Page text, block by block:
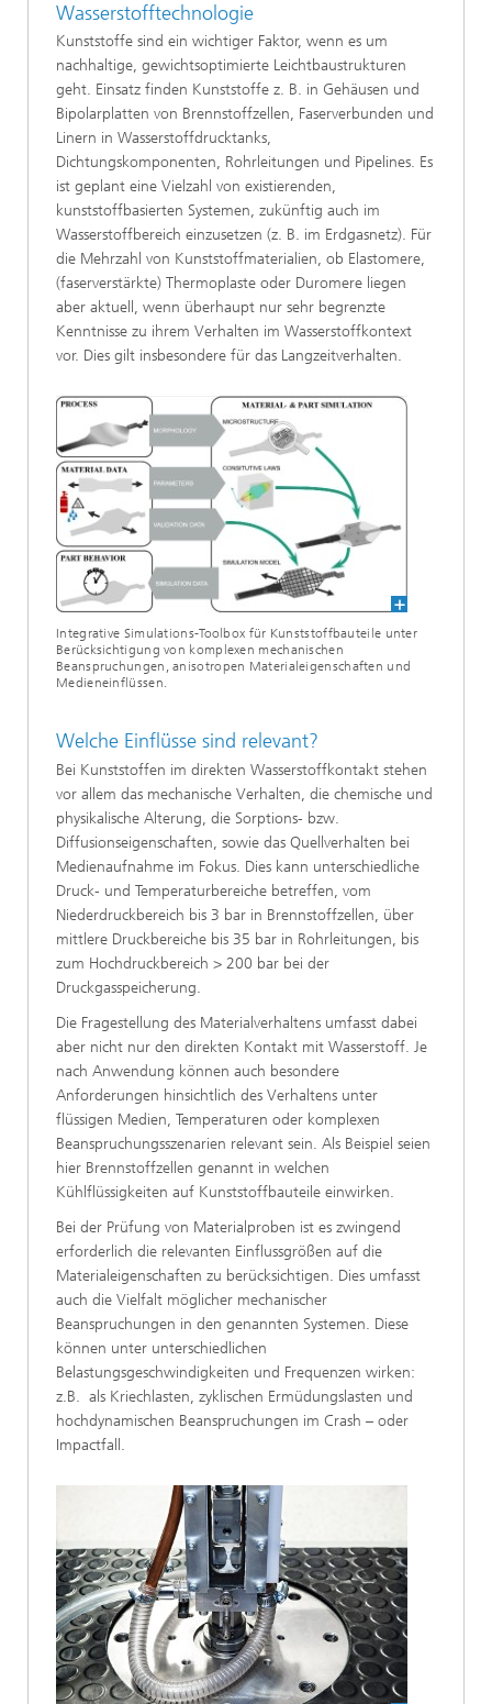
Wasserstofftechnologie
Kunststoffe sind ein wichtiger Faktor, wenn es um
nachhaltige, gewichtsoptimierte Leichtbaustrukturen
geht. Einsatz finden Kunststoffe z. B. in Gehäusen und
Bipolarplatten von Brennstoffzellen, Faserverbunden und
Linern in Wasserstoffdrucktanks,
Dichtungskomponenten, Rohrleitungen und Pipelines. Es
ist geplant eine Vielzahl von existierenden,
kunststoffbasierten Systemen, zukünftig auch im
Wasserstoffbereich einzusetzen (z. B. im Erdgasnetz). Für
die Mehrzahl von Kunststoffmaterialien, ob Elastomere,
(faserverstärkte) Thermoplaste oder Duromere liegen
aber aktuell, wenn überhaupt nur sehr begrenzte
Kenntnisse zu ihrem Verhalten im Wasserstoffkontext
vor. Dies gilt insbesondere für das Langzeitverhalten.
Integrative Simulations-Toolbox für Kunststoffbauteile unter
Berücksichtigung von komplexen mechanischen
Beanspruchungen, anisotropen Materialeigenschaften und
Medieneinflüssen.
Welche Einflüsse sind relevant?
Bei Kunststoffen im direkten Wasserstoffkontakt stehen
vor allem das mechanische Verhalten, die chemische und
physikalische Alterung, die Sorptions- bzw.
Diffusionseigenschaften, sowie das Quellverhalten bei
Medienaufnahme im Fokus. Dies kann unterschiedliche
Druck- und Temperaturbereiche betreffen, vom
Niederdruckbereich bis 3 bar in Brennstoffzellen, über
mittlere Druckbereiche bis 35 bar in Rohrleitungen, bis
zum Hochdruckbereich > 200 bar bei der
Druckgasspeicherung.
Die Fragestellung des Materialverhaltens umfasst dabei
aber nicht nur den direkten Kontakt mit Wasserstoff. Je
nach Anwendung können auch besondere
Anforderungen hinsichtlich des Verhaltens unter
flüssigen Medien, Temperaturen oder komplexen
Beanspruchungsszenarien relevant sein. Als Beispiel seien
hier Brennstoffzellen genannt in welchen
Kühlflüssigkeiten auf Kunststoffbauteile einwirken.
Bei der Prüfung von Materialproben ist es zwingend
erforderlich die relevanten Einflussgrößen auf die
Materialeigenschaften zu berücksichtigen. Dies umfasst
auch die Vielfalt möglicher mechanischer
Beanspruchungen in den genannten Systemen. Diese
können unter unterschiedlichen
Belastungsgeschwindigkeiten und Frequenzen wirken:
z.B. als Kriechlasten, zyklischen Ermüdungslasten und
hochdynamischen Beanspruchungen im Crash – oder
Impactfall.